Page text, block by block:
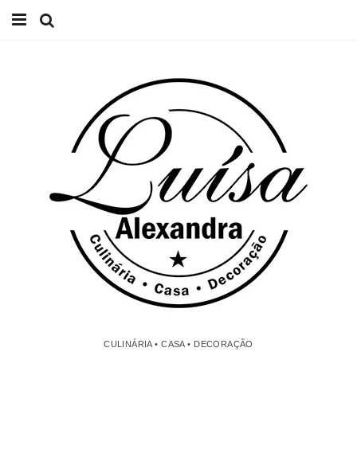
CULINÁRIA • CASA • DECORAÇÃO